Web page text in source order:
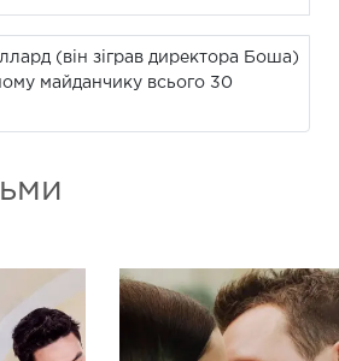
(він зіграв директора Боша)
майданчику всього 30